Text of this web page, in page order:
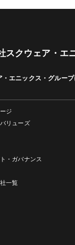
スクウェア・エ
・エニックス・グルー
ジ
リューズ
・ガバナンス
一覧